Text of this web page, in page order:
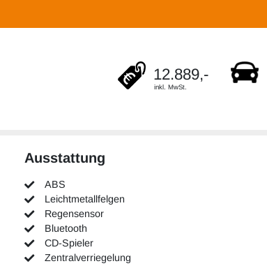
12.889,-
inkl. MwSt.
Ausstattung
ABS
Leichtmetallfelgen
Regensensor
Bluetooth
CD-Spieler
Zentralverriegelung